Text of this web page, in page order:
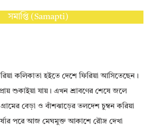
সমাপ্তি (Samapti)
কলিকাতা হইতে দেশে ফিরিয়া আসিতেছেন।
প্রায় শুকাইয়া যায়। এখন শ্রাবণের শেষে জলে
বেড়া ও বাঁশঝাড়ের তলদেশ চুম্বন করিয়া
পরে আজ মেঘমুক্ত আকাশে রৌদ্র দেখা